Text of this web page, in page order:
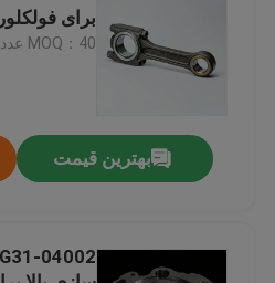
با ما تماس بگیرید
درخواست نقل قول
مجموعه بلوک موتور و لوازم
برای
MOQ：40 عدد
بهترین قیمت